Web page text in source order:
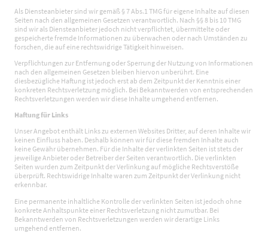
Als Diensteanbieter sind wir gemäß § 7 Abs.1 TMG für eigene Inhalte auf diesen
Seiten nach den allgemeinen Gesetzen verantwortlich. Nach §§ 8 bis 10 TMG
sind wir als Diensteanbieter jedoch nicht verpflichtet, übermittelte oder
gespeicherte fremde Informationen zu überwachen oder nach Umständen zu
forschen, die auf eine rechtswidrige Tätigkeit hinweisen.
Verpflichtungen zur Entfernung oder Sperrung der Nutzung von Informationen
nach den allgemeinen Gesetzen bleiben hiervon unberührt. Eine
diesbezügliche Haftung ist jedoch erst ab dem Zeitpunkt der Kenntnis einer
konkreten Rechtsverletzung möglich. Bei Bekanntwerden von entsprechenden
Rechtsverletzungen werden wir diese Inhalte umgehend entfernen.
Haftung für Links
Unser Angebot enthält Links zu externen Websites Dritter, auf deren Inhalte wir
keinen Einfluss haben. Deshalb können wir für diese fremden Inhalte auch
keine Gewähr übernehmen. Für die Inhalte der verlinkten Seiten ist stets der
jeweilige Anbieter oder Betreiber der Seiten verantwortlich. Die verlinkten
Seiten wurden zum Zeitpunkt der Verlinkung auf mögliche Rechtsverstöße
überprüft. Rechtswidrige Inhalte waren zum Zeitpunkt der Verlinkung nicht
erkennbar.
Eine permanente inhaltliche Kontrolle der verlinkten Seiten ist jedoch ohne
konkrete Anhaltspunkte einer Rechtsverletzung nicht zumutbar. Bei
Bekanntwerden von Rechtsverletzungen werden wir derartige Links
umgehend entfernen.